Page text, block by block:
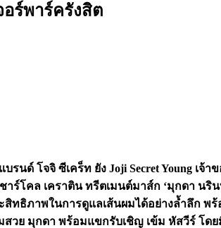
ร์พาร์ครังสิต
โจจิ ซีเคร็ท ยัง Joji Secret Young เจ้า
ร์โคล เคราติน ทรีตเมนต์มาส์ก ‘มุกดา น
ภาพในการดูแลเส้นผมได้อย่างล้ำลึก พร้อ
สวย มุกดา พร้อมแขกรับเชิญ เข้ม หัสวีร์ โด